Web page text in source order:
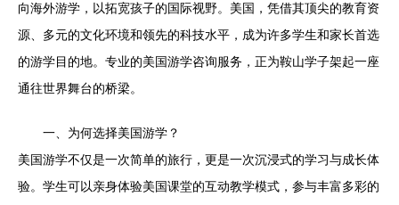
向海外游学，以拓宽孩子的国际视野。美国，凭借其顶尖的教育资
源、多元的文化环境和领先的科技水平，成为许多学生和家长首选
的游学目的地。专业的美国游学咨询服务，正为鞍山学子架起一座
通往世界舞台的桥梁。
一、为何选择美国游学？
美国游学不仅是一次简单的旅行，更是一次沉浸式的学习与成长体
验。学生可以亲身体验美国课堂的互动教学模式，参与丰富多彩的